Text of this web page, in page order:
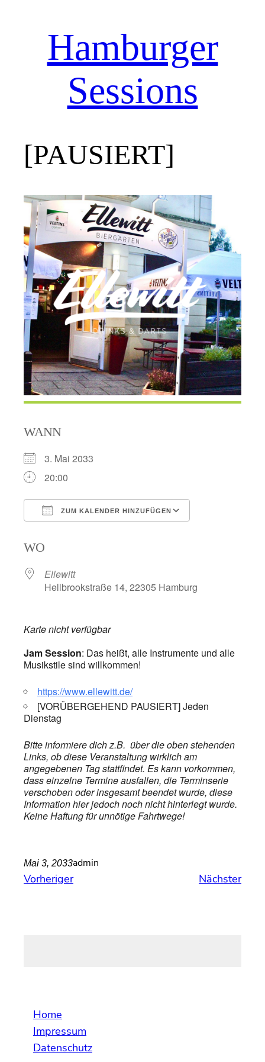
Hamburger
Sessions
[PAUSIERT]
WANN
3. Mai 2033
20:00
ZUM KALENDER HINZUFÜGEN
WO
Ellewitt
Hellbrookstraße 14, 22305 Hamburg
Karte nicht verfügbar
Jam Session: Das heißt, alle Instrumente und alle
Musikstile sind willkommen!
https://www.ellewitt.de/
[VORÜBERGEHEND PAUSIERT] Jeden
Dienstag
Bitte informiere dich z.B. über die oben stehenden
Links, ob diese Veranstaltung wirklich am
angegebenen Tag stattfindet. Es kann vorkommen,
dass einzelne Termine ausfallen, die Terminserie
verschoben oder insgesamt beendet wurde, diese
Information hier jedoch noch nicht hinterlegt wurde.
Keine Haftung für unnötige Fahrtwege!
Mai 3, 2033admin
Vorheriger Nächster
Home
Impressum
Datenschutz